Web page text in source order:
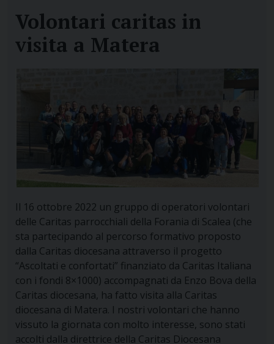
Volontari caritas in
visita a Matera
Il 16 ottobre 2022 un gruppo di operatori volontari
delle Caritas parrocchiali della Forania di Scalea (che
sta partecipando al percorso formativo proposto
dalla Caritas diocesana attraverso il progetto
“Ascoltati e confortati” finanziato da Caritas Italiana
con i fondi 8×1000) accompagnati da Enzo Bova della
Caritas diocesana, ha fatto visita alla Caritas
diocesana di Matera. I nostri volontari che hanno
vissuto la giornata con molto interesse, sono stati
accolti dalla direttrice della Caritas Diocesana